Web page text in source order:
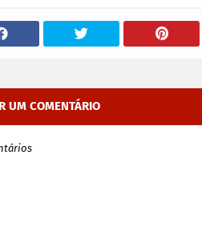
UM COMENTÁRIO